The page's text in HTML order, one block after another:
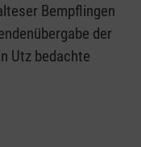
Bempflingen
der
Utz bedachte